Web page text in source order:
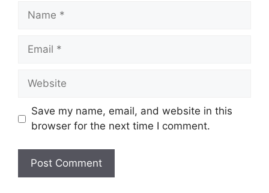
Name
Email
Website
Save my name, email, and website in this
browser for the next time I comment.